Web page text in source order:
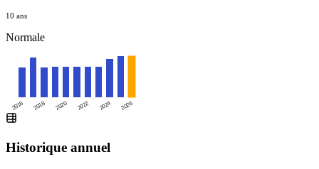
10 ans
Normale
2016 2018 2020 2022 2024 2026
Historique annuel